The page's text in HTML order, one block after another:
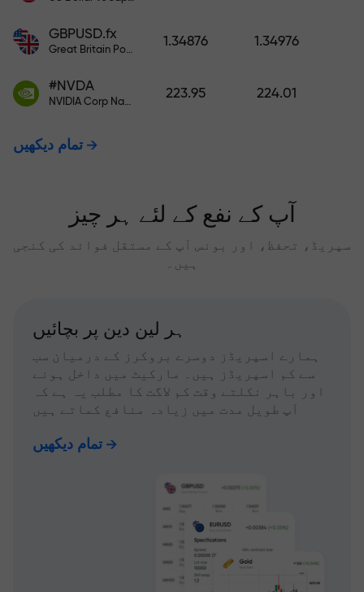
GBPUSD.fx
Great Britain Pound vs US Dollar
1.34876 1.34976
#NVDA
NVIDIA Corp Nasdaq Stock Exchange (Nasdaq) USD
223.95 224.01
تمام دیکھیں
آپ کے نفع کے لئے ہر چیز
سپریڈ، تحفظ، اور بونس آپ کے مستقل فوائد کی کنجی
ہیں۔
ہر لین دین پر بچائیں
ہمارے اسپریڈز دوسرے بروکرز کے درمیان سب
سے کم اسپریڈز ہیں۔ مارکیٹ میں داخل ہونے
اور باہر نکلتے وقت کم لاگت کا مطلب یہ ہے کہ
آپ طویل مدت میں زیادہ منافع کماتے ہیں
تمام دیکھیں